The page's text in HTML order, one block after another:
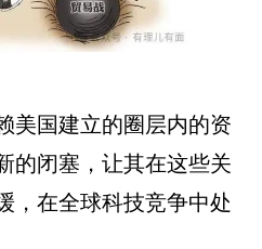
美国建立的圈层内的资
的闭塞，让其在这些关
，在全球科技竞争中处